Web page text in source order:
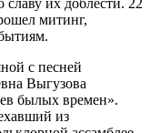
митинг,
с песней
Выгузова
былых времен».
из